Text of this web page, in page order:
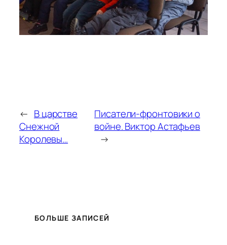
← В царстве
Снежной
Королевы…
Писатели-фронтовики о
войне. Виктор Астафьев
→
БОЛЬШЕ ЗАПИСЕЙ